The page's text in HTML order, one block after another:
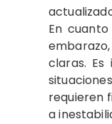
En
claras.
requieren
a